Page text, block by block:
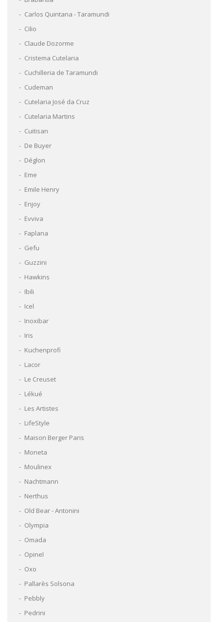
Carlos Quintana - Taramundi
Cilio
Claude Dozorme
Cristema Cutelaria
Cuchilleria de Taramundi
Cudeman
Cutelaria José da Cruz
Cutelaria Martins
Cuitisan
De Buyer
Déglon
Eme
Emile Henry
Enjoy
Evviva
Faplana
Gefu
Guzzini
Hawkins
Ibili
Icel
Inoxibar
Iris
Kuchenprofi
Lacor
Le Creuset
Lékué
Les Artistes
LifeStyle
Maison Berger Paris
Moneta
Moulinex
Nachtmann
Nerthus
Old Bear - Antonini
Olympia
Omada
Opinel
Oxo
Pallarès Solsona
Pebbly
Pedrini